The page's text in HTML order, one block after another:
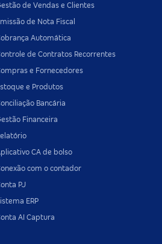
de Vendas e Clientes
de Nota Fiscal
Automática
de Contratos Recorrentes
e Fornecedores
e Produtos
Bancária
Financeira
CA de bolso
com o contador
PJ
ERP
AI Captura